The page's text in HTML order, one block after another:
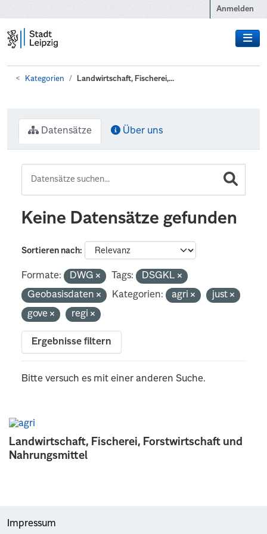
Anmelden
Kategorien Landwirtschaft, Fischerei,...
Landwirtschaft, Fischerei, Forstwirtschaft und
Nahrungsmittel
Datensätze Über uns
Keine Datensätze gefunden
Sortieren nach
Formate: DWG Tags:
DSGKL
Geobasisdaten
Kategorien: agri
just
gove
regi
Ergebnisse filtern
Bitte versuch es mit einer anderen Suche.
Impressum